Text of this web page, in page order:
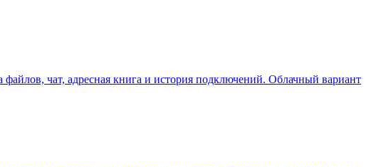
чат, адресная книга и история подключений. Облачный вариант